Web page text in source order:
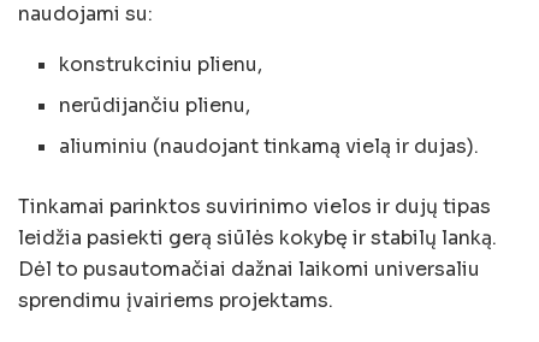
naudojami su:
konstrukciniu plienu,
nerūdijančiu plienu,
aliuminiu (naudojant tinkamą vielą ir dujas).
Tinkamai parinktos suvirinimo vielos ir dujų tipas
leidžia pasiekti gerą siūlės kokybę ir stabilų lanką.
Dėl to pusautomačiai dažnai laikomi universaliu
sprendimu įvairiems projektams.